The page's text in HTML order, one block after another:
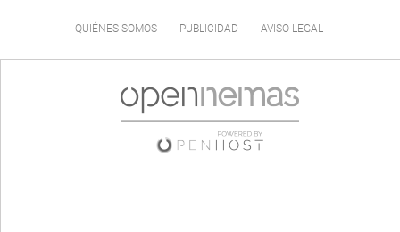
QUIÉNES SOMOS PUBLICIDAD AVISO LEGAL